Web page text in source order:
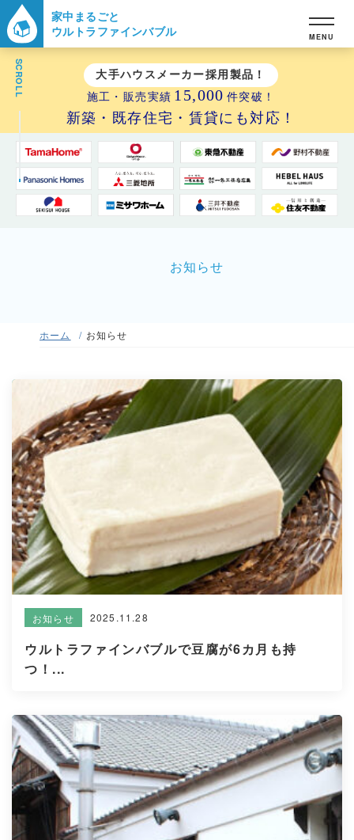
家中まるごと
ウルトラファインバブル
MENU
大手ハウスメーカー採用製品！
施工・販売実績 15,000 件突破！
新築・既存住宅・賃貸にも対応！
SCROLL
お知らせ
ホーム お知らせ
お知らせ 2025.11.28
ウルトラファインバブルで豆腐が6カ月も持
つ！...